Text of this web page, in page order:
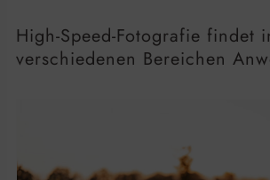
High-Speed-Fotografie findet
verschiedenen Bereichen